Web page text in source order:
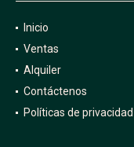
Inicio
Ventas
Alquiler
Contáctenos
Políticas de privacidad